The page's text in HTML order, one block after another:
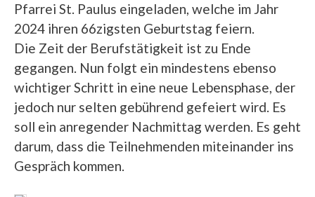
Pfarrei St. Paulus eingeladen, welche im Jahr
2024 ihren 66zigsten Geburtstag feiern.
Die Zeit der Berufstätigkeit ist zu Ende
gegangen. Nun folgt ein mindestens ebenso
wichtiger Schritt in eine neue Lebensphase, der
jedoch nur selten gebührend gefeiert wird. Es
soll ein anregender Nachmittag werden. Es geht
darum, dass die Teilnehmenden miteinander ins
Gespräch kommen.